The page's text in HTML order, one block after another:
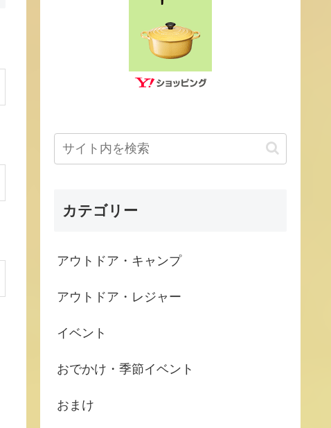
カテゴリー
アウトドア・キャンプ
アウトドア・レジャー
イベント
おでかけ・季節イベント
おまけ